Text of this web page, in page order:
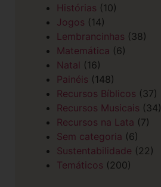
Histórias (10)
Jogos (14)
Lembrancinhas (38)
Matemática (6)
Natal (16)
Painéis (148)
Recursos Bíblicos (37)
Recursos Musicais (34)
Recursos na Lata (7)
Sem categoria (6)
Sustentabilidade (22)
Temáticos (200)